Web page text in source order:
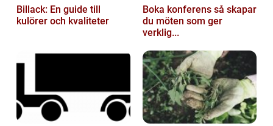
Billack: En guide till
kulörer och kvaliteter
Boka konferens så skapar
du möten som ger
verklig...